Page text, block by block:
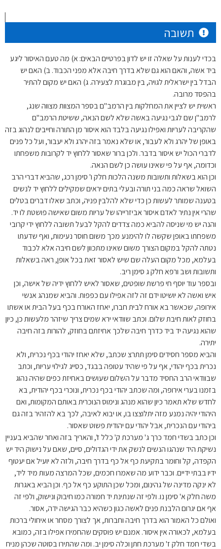
תשובה
בכדי לענות על שאלה זו יש לדון בפרטיים הבאים: א) מה טעם האיסור ליגע
ביד אשה, והאם הוא גם שלא בדרך חיבה אלא מפני הכבוד. ב) האם יש
הבדל בין ישראלית לגויה, בין מבוגרת לצעירה. ג) האם יש מקום להתיר
בהפסד מרובה.
ראשית יש לציין את המחלקות בין הרמב"ם בספר המצוות מצווה שנג,
לרמב"ן שם לגבי נגיעה באשה שלא לשם הנאה, ששיטת הרמב"ם
שהקריבה לעריות ואפילו נגיעה בלבד הוא איסור מן התורה וחייבים לנהוג בזה
באופן של יהרג ולא לעבור, או שלא נאמר בזה יהרג ולא יעבור, ועל כל פנים
לדברי הכול יש איסור בדבר. ולכן ברור שאסור ללחוץ יד לקרובות משפחתו
וכדומה, אף על פי שאינו עושה כן לשם הנאה.
וכן הוא בשאלות ותשובות משנה הלכות חלק ו' סימן רכג, שהביא דברי הרב
השואל שראה כמה בני תורה ובעלי בתים יראים שמקילים ללחוץ יד לנשים
בטענה שמותר לעשות כן כדי שלא להלבין פניה, וכתב שאלו דברים בטלים
שהרי אין נתיר לאדם איסור אביזרייהו של עריות משום שאישה פושטת לו יד.
והנה יש מי שניסה להביא כמה צדדים להקל לבעל תשובה ללחוץ ידי קרובי
משפחתו באופן שקשה לו להימנע מכך משום חוסר נעימות, ואף שדעתו
נטתה להקל במקום הצורך משום שאינו מתכוון לשם חיבה אלא לכבוד
בעלמא, מכל מקום העלה שם שיש לאסור זאת בכל אופן, ראה בשאלות
ותשובות ושב ורפא חלק ג סימן ריב.
ובספר עוד יוסף חי פרשת שופטים, שאסור לאיש ללחוץ ידיה של אישה, וכן
איש ואשה לא יושיטו ידם זה לזה אפילו עם כפפות. והביא שמנהג אנשי
אירופה, שכאשר בא אורח לבית חברו, יאחז האורח בכף בעל הבית או אשתו
בחוזק לאות חיבת שלום. וכתב שוודאי ירא שמים צריך שיזהר מלעשות כן, כיון
שהוא נגיעה יד ביד כדרך חיבה שלכך אחיזתם בחוזק, להורות בזה חיבה
יתירה.
והביא מספר חסידים סימן תתרצ שכתב, שלא יאחז יהודי בכף נכרית, ולא
נכרית בכף יהודי, אף על פי שהיד עטופה בבגד, כסייג לגילוי עריות, וכתב
שבוודאי הרב החסיד מדבר על השלום שעושים באחיזת כפים שהיה נהוג
בזמנו בערי אירופה, ומה שכתב יהודי בכף נכרית, ונוכרי בכף יהודית, בא
לחדש שלא תאמר כיון שהוא מנהג ונימוס הנוכרית באותם המקומות, ואם
היהודי יהיה נמנע מזה יתלוצצו בו, או יבוא לאיבה, לכך בא להזהיר בזה גם
ביהודי עם הנכרית, אבל יהודי עם יהודית פשוט שאסור.
וכן כתב בשדי חמד כרך ג' מערכת ק' כלל ז', והאריך בזה ואחר שהביא בעניין
נשיקת היד שנהגו הנשים לנשק את ידי הגדולים, סיים, שאם על נישוק היד יש
הקפדה, קל וחומר בתקיעת כף אל כף בדרך חיבה, ולזה לא יועיל אם יעטוף
ידיו בבתי ידיים. וכבר ידוע מה שאמרו חכמים, שכל המרצה מעות מיד ליד,
לא ינקה מדינה של גהינום, ומכל שכן התוקע כף אל כף. וכן הביא באגרות
משה חלק א' סימן נו. ולפי זה שנתינת יד חמורה כמו חיבוק ונישוק, ולפי זה
אף אם יגרום הלבנת פנים לאשה כגון כשהיא כבר הגישה ידה, אסור.
ואולם כל האמור הוא בדרך חיבה וחברות, אך לצורך מסחר או איחולי ברכות
בעלמא, לכאורה אין איסור. אמנם יש פוסקים שהחמירו אפילו בזה, כמובא
בשדי חמד חלק ז' מערכת חתן וכלה סימן יב. ומה שהתירו בסוטה שכהן מניח